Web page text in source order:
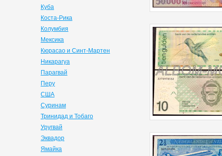
Куба
Коста-Рика
Колумбия
Мексика
Кюрасао и Синт-Мартен
Никарагуа
Парагвай
Перу
США
Суринам
Тринидад и Тобаго
Уругвай
Эквадор
Ямайка